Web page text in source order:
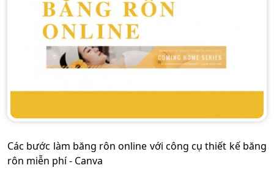
Các bước làm băng rôn online với công cụ thiết kế băng
rôn miễn phí - Canva